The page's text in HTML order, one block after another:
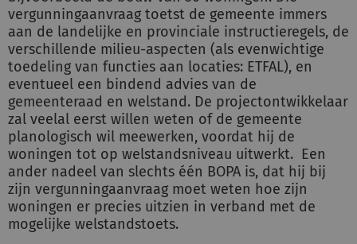
vergunningaanvraag toetst de gemeente immers
aan de landelijke en provinciale instructieregels, de
verschillende milieu-aspecten (als evenwichtige
toedeling van functies aan locaties: ETFAL), en
eventueel een bindend advies van de
gemeenteraad en welstand. De projectontwikkelaar
zal veelal eerst willen weten of de gemeente
planologisch wil meewerken, voordat hij de
woningen tot op welstandsniveau uitwerkt. Een
ander nadeel van slechts één BOPA is, dat hij bij
zijn vergunningaanvraag moet weten hoe zijn
woningen er precies uitzien in verband met de
mogelijke welstandstoets.